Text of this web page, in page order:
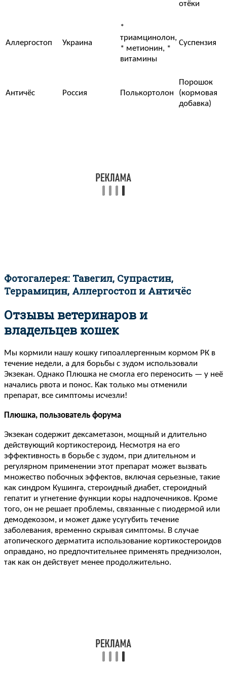
отёки
Аллергостоп Украина
*
триамцинолон,
* метионин, *
витамины
Суспензия
Античёс Россия Пoлькoртoлoн
Порошок
(кормовая
добавка)
Фотогалерея: Тавегил, Супрастин,
Террамицин, Аллергостоп и Античёс
Отзывы ветеринаров и
владельцев кошек
Мы кормили нашу кошку гипоаллергенным кормом РК в
течение недели, а для борьбы с зудом использовали
Экзекан. Однако Плюшка не смогла его переносить — у неё
начались рвота и понос. Как только мы отменили
препарат, все симптомы исчезли!
Плюшка, пользователь форума
Экзекан содержит дексаметазон, мощный и длительно
действующий кортикостероид. Несмотря на его
эффективность в борьбе с зудом, при длительном и
регулярном применении этот препарат может вызвать
множество побочных эффектов, включая серьезные, такие
как синдром Кушинга, стероидный диабет, стероидный
гепатит и угнетение функции коры надпочечников. Кроме
того, он не решает проблемы, связанные с пиодермой или
демодекозом, и может даже усугубить течение
заболевания, временно скрывая симптомы. В случае
атопического дерматита использование кортикостероидов
оправдано, но предпочтительнее применять преднизолон,
так как он действует менее продолжительно.